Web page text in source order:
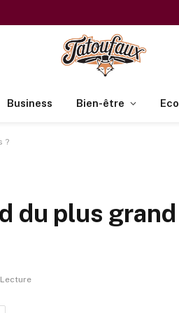
Business Bien-être Eco
?
du plus grand